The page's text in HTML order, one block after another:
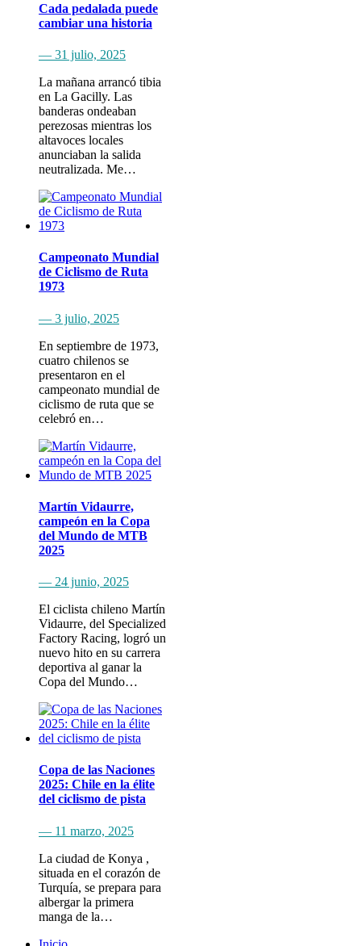
Cada pedalada puede
cambiar una historia
— 31 julio, 2025
La mañana arrancó tibia
en La Gacilly. Las
banderas ondeaban
perezosas mientras los
altavoces locales
anunciaban la salida
neutralizada. Me…
Campeonato Mundial
de Ciclismo de Ruta
1973
— 3 julio, 2025
En septiembre de 1973,
cuatro chilenos se
presentaron en el
campeonato mundial de
ciclismo de ruta que se
celebró en…
Martín Vidaurre,
campeón en la Copa
del Mundo de MTB
2025
— 24 junio, 2025
El ciclista chileno Martín
Vidaurre, del Specialized
Factory Racing, logró un
nuevo hito en su carrera
deportiva al ganar la
Copa del Mundo…
Copa de las Naciones
2025: Chile en la élite
del ciclismo de pista
— 11 marzo, 2025
La ciudad de Konya ,
situada en el corazón de
Turquía, se prepara para
albergar la primera
manga de la…